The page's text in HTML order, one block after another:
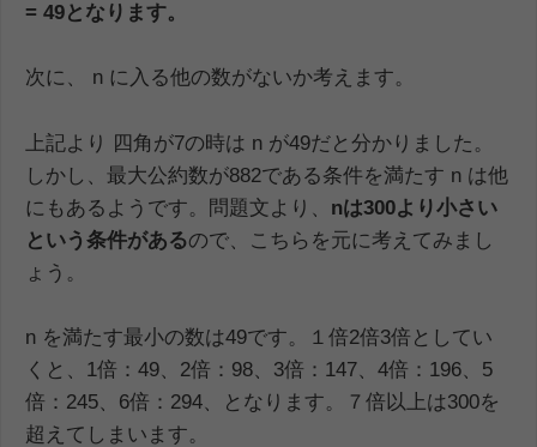
= 49となります。
次に、 n に入る他の数がないか考えます。
上記より 四角が7の時は n が49だと分かりました。
しかし、最大公約数が882である条件を満たす n は他
にもあるようです。問題文より、 nは300より小さい
という条件があるので、こちらを元に考えてみまし
ょう。
n を満たす最小の数は49です。１倍2倍3倍としてい
くと、1倍：49、2倍：98、3倍：147、4倍：196、5
倍：245、6倍：294、となります。７倍以上は300を
超えてしまいます。